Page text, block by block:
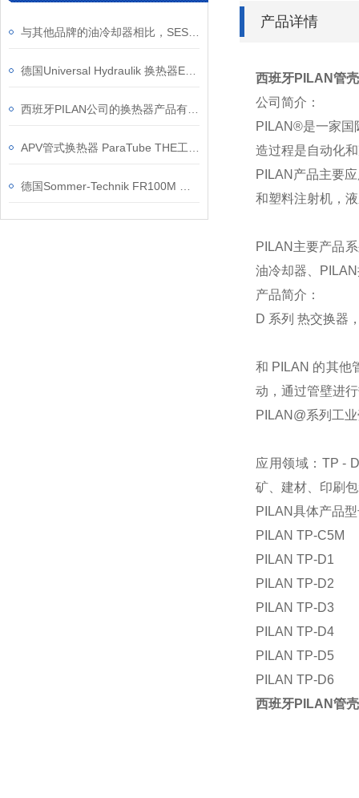
产品详情
西班牙PILAN管
公司简介：
PILAN®是一家国
造过程是自动化
PILAN产品主要
和塑料注射机，
PILAN主要产品
油冷却器、
产品简介：
D 系列 热交换器
和 PILAN 的其他
动，通过管壁进
PILAN@系列工
应用领域：TP -
矿、建材、印刷
PILAN具体产品
PILAN TP-C5M
PILAN TP-D1
PILAN TP-D2
PILAN TP-D3
PILAN TP-D4
PILAN TP-D5
PILAN TP-D6
西班牙PILAN管